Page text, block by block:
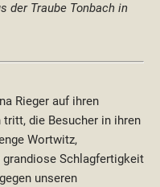
der Traube Tonbach in
Rieger auf ihren
die Besucher in ihren
Wortwitz,
Schlagfertigkeit
unseren